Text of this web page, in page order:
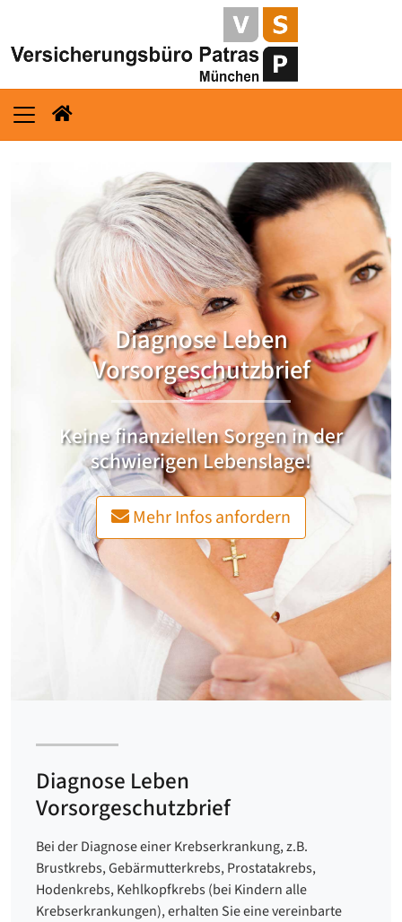
Diagnose Leben
Vorsorgeschutzbrief
Keine finanziellen Sorgen in der
schwierigen Lebenslage!
Mehr Infos anfordern
Diagnose Leben
Vorsorgeschutzbrief
Bei der Diagnose einer Krebserkrankung, z.B.
Brustkrebs, Gebärmutterkrebs, Prostatakrebs,
Hodenkrebs, Kehlkopfkrebs (bei Kindern alle
Krebserkrankungen), erhalten Sie eine vereinbarte